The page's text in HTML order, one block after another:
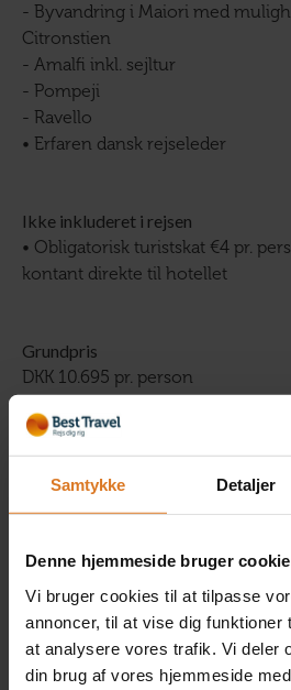
Samtykke Detaljer
Denne hjemmeside bruger
Vi bruger cookies til at tilpasse
annoncer, til at vise dig funktioner
at analysere vores trafik. Vi deler
din brug af vores hjemmeside
- Byvandring i Maiori med
Citronstien
- Amalfi inkl. sejltur
- Pompeji
- Ravello
• Erfaren dansk rejseleder
Ikke inkluderet i rejsen
• Obligatorisk turistskat €4 pr.
kontant direkte til hotellet
Grundpris
DKK 10.695 pr. person
Administrationsgebyr
95 kr. pr. booking.
til Rejsegarantifonden og Best
Antal personer